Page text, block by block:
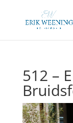
512 –